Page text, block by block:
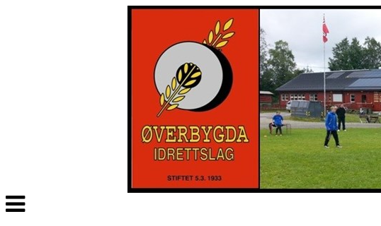
Veksle
navigasjon